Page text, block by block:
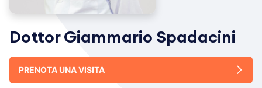
Dottor Giammario Spadacini
PRENOTA UNA VISITA